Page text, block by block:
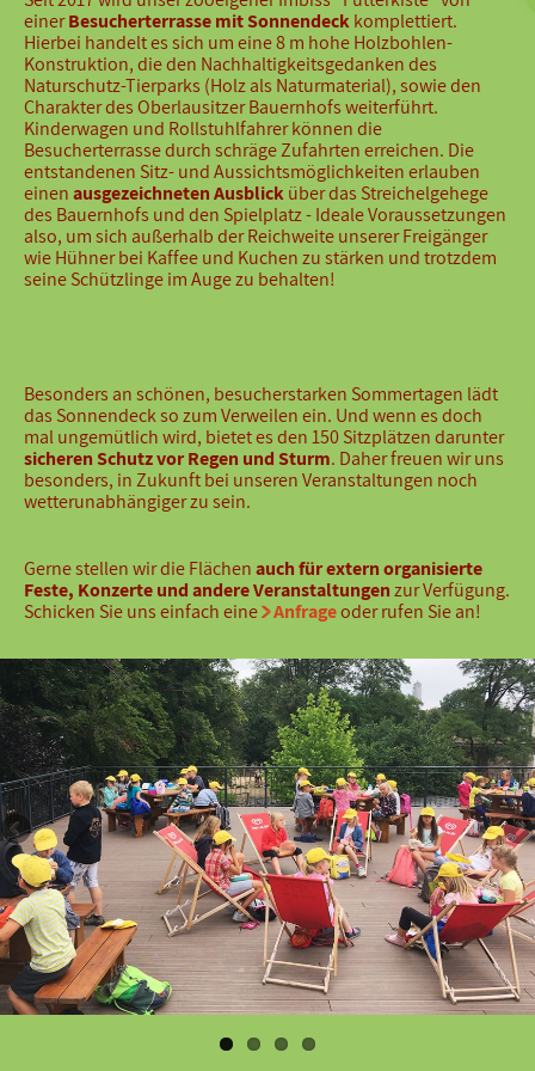
einerBesucherterrasse mit Sonnendeckkomplettiert.
Hierbei handelt es sich um eine 8 m hohe Holzbohlen-
Konstruktion, die den Nachhaltigkeitsgedanken des
Naturschutz-Tierparks (Holz als Naturmaterial), sowie den
Charakter des Oberlausitzer Bauernhofs weiterführt.
Kinderwagen und Rollstuhlfahrer können die
Besucherterrasse durch schräge Zufahrten erreichen. Die
entstandenen Sitz- und Aussichtsmöglichkeiten erlauben
einenausgezeichneten Ausblicküber das Streichelgehege
des Bauernhofs und den Spielplatz - Ideale Voraussetzungen
also, um sich außerhalb der Reichweite unserer Freigänger
wie Hühner bei Kaffee und Kuchen zu stärken und trotzdem
seine Schützlinge im Auge zu behalten!
Besonders an schönen, besucherstarken Sommertagen lädt
das Sonnendeck so zum Verweilen ein. Und wenn es doch
mal ungemütlich wird, bietet es den 150 Sitzplätzen darunter
sicheren Schutz vor Regen und Sturm. Daher freuen wir uns
besonders, in Zukunft bei unseren Veranstaltungen noch
wetterunabhängiger zu sein.
Gerne stellen wir die Flächenauch für extern organisierte
Feste, Konzerte und andere Veranstaltungenzur Verfügung.
Schicken Sie uns einfach eine
Anfrageoder rufen Sie an!